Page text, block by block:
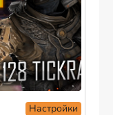
Настройки